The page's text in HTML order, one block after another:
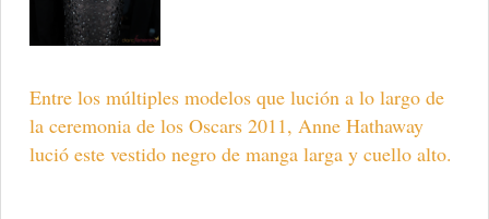
Entre los múltiples modelos que lución a lo largo de
la ceremonia de los Oscars 2011, Anne Hathaway
lució este vestido negro de manga larga y cuello alto.